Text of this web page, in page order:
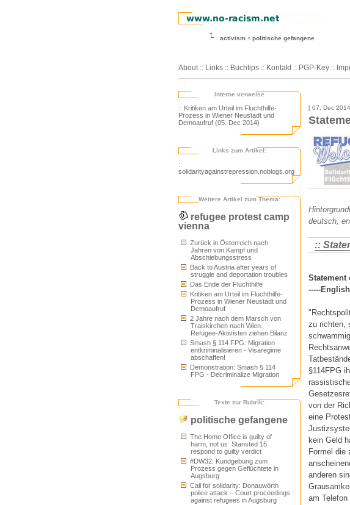
activism politische gefangene
About :: Links :: Buchtips :: Kontakt :: PGP-Key ::
interne verweise
:: Kritiken am Urteil im Fluchthilfe-
Prozess in Wiener Neustadt und
Demoaufruf (05. Dec 2014)
Links zum Artikel:
::
solidarityagainstrepression.noblogs.org
Weitere Artikel zum Thema:
refugee protest camp
vienna
Zurück in Österreich nach
Jahren von Kampf und
Abschiebungsstress
Back to Austria after years of
struggle and deportation troubles
Das Ende der Fluchthilfe
Kritiken am Urteil im Fluchthilfe-
Prozess in Wiener Neustadt und
Demoaufruf
2 Jahre nach dem Marsch von
Traiskirchen nach Wien.
Refugee-Aktivisten ziehen Bilanz
Smash § 114 FPG: Migration
entkriminalisieren - Visaregime
abschaffen!
Demonstration: Smash § 114
FPG - Decriminalize Migration
Texte zur Rubrik:
politische gefangene
The Home Office is guilty of
harm, not us: Stansted 15
respond to guilty verdict
#DW32: Kundgebung zum
Prozess gegen Geflüchtete in
Augsburg
Call for solidarity: Donauwörth
police attack – Court proceedings
against refugees in Augsburg
[ 07. Dec
deutsch,
::
Statement
-----
zu richten,
§114FPG
von der
eine
kein Geld
Formel die
anderen
am